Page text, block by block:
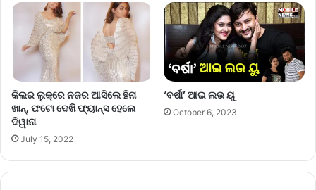
କିଲର ଲୁକ୍‌ରେ ନଜର ଆସିଲେ ହିନା
ଖାନ୍‌, ଫଟୋ ଦେଖି ଫ୍ୟାନ୍ସ ହେଲେ
ଦିୱାନା
July 15, 2022
‘ବର୍ଷା’ ଆଇ ଲଭ ୟୁ
October 6, 2023